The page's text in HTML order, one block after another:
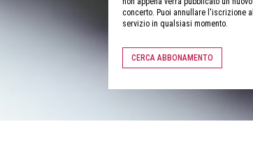
concerto. Puoi annullare l'iscrizione al
servizio in qualsiasi momento.
CERCA ABBONAMENTO